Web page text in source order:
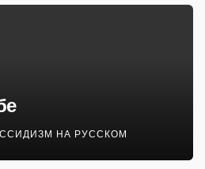
НА РУССКОМ